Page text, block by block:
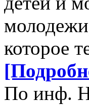
которое
По инф.